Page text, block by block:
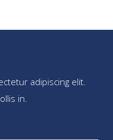
adipiscing elit.
in.